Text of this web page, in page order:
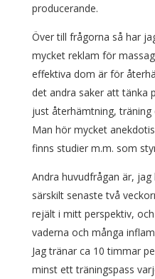
producerande.
Över till frågorna så har
mycket reklam för
effektiva dom är för
det andra saker att tänka
just återhämtning, träning
Man hör mycket
finns studier m.m. som
Andra huvudfrågan är,
särskilt senaste två
rejält i mitt perspektiv,
vaderna och många
Jag tränar ca 10 timmar
minst ett träningspass